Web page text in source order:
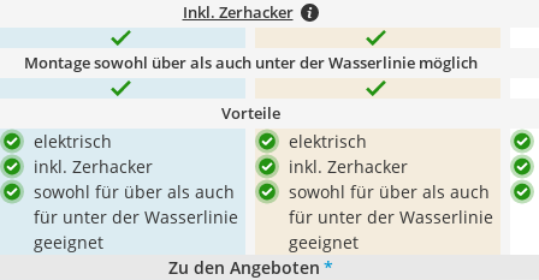
Inkl. Zerhacker
Montage sowohl über als auch unter der Wasserlinie möglich
Vorteile
elektrisch
inkl. Zerhacker
sowohl für über als auch
für unter der Wasserlinie
geeignet
elektrisch
inkl. Zerhacker
sowohl für über als auch
für unter der Wasserlinie
geeignet
Zu den Angeboten *